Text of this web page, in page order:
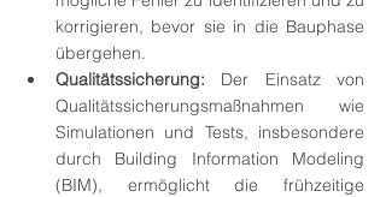
korrigieren, bevor sie in die Bauphase
übergehen.
Qualitätssicherung: Der Einsatz von
Qualitätssicherungsmaßnahmen wie
Simulationen und Tests, insbesondere
durch Building Information Modeling
(BIM), ermöglicht die frühzeitige